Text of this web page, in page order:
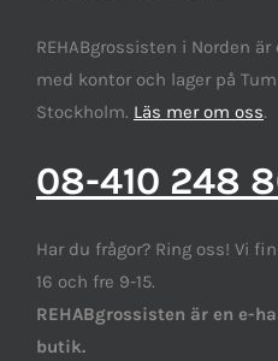
REHABgrossisten i Norden
med kontor och lager på
Stockholm. Läs mer om oss.
08-410 248
Har du frågor? Ring oss! Vi
16 och fre 9-15.
REHABgrossisten är en e-
butik.